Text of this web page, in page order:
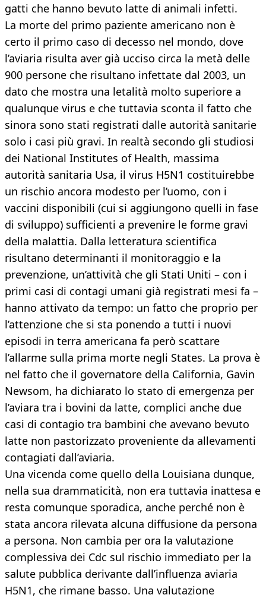
gatti che hanno bevuto latte di animali infetti.
La morte del primo paziente americano non è
certo il primo caso di decesso nel mondo, dove
l’aviaria risulta aver già ucciso circa la metà delle
900 persone che risultano infettate dal 2003, un
dato che mostra una letalità molto superiore a
qualunque virus e che tuttavia sconta il fatto che
sinora sono stati registrati dalle autorità sanitarie
solo i casi più gravi. In realtà secondo gli studiosi
dei National Institutes of Health, massima
autorità sanitaria Usa, il virus H5N1 costituirebbe
un rischio ancora modesto per l’uomo, con i
vaccini disponibili (cui si aggiungono quelli in fase
di sviluppo) sufficienti a prevenire le forme gravi
della malattia. Dalla letteratura scientifica
risultano determinanti il monitoraggio e la
prevenzione, un’attività che gli Stati Uniti – con i
primi casi di contagi umani già registrati mesi fa –
hanno attivato da tempo: un fatto che proprio per
l’attenzione che si sta ponendo a tutti i nuovi
episodi in terra americana fa però scattare
l’allarme sulla prima morte negli States. La prova è
nel fatto che il governatore della California, Gavin
Newsom, ha dichiarato lo stato di emergenza per
l’aviara tra i bovini da latte, complici anche due
casi di contagio tra bambini che avevano bevuto
latte non pastorizzato proveniente da allevamenti
contagiati dall’aviaria.
Una vicenda come quello della Louisiana dunque,
nella sua drammaticità, non era tuttavia inattesa e
resta comunque sporadica, anche perché non è
stata ancora rilevata alcuna diffusione da persona
a persona. Non cambia per ora la valutazione
complessiva dei Cdc sul rischio immediato per la
salute pubblica derivante dall’influenza aviaria
H5N1, che rimane basso. Una valutazione